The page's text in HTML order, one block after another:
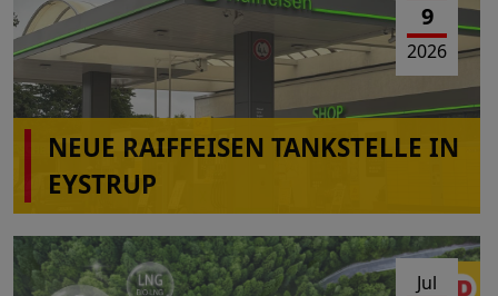
9
2026
NEUE RAIFFEISEN TANKSTELLE IN
EYSTRUP
Jul